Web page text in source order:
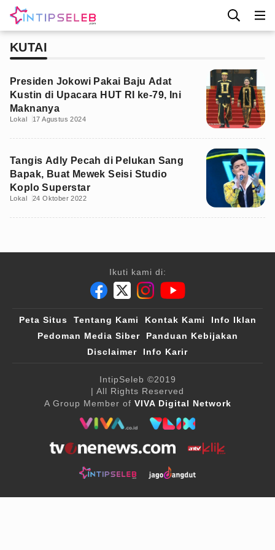
KUTAI
Presiden Jokowi Pakai Baju Adat
Kustin di Upacara HUT RI ke-79, Ini
Maknanya
Lokal 17 Agustus 2024
Tangis Adly Pecah di Pelukan Sang
Bapak, Buat Mewek Seisi Studio
Koplo Superstar
Lokal 24 Oktober 2022
Ikuti kami di:
Peta Situs Tentang Kami Kontak Kami
Info Iklan
Pedoman Media Siber
Panduan Kebijakan
Disclaimer
Info Karir
IntipSeleb ©2019
| All Rights Reserved
A Group Member of VIVA Digital Network